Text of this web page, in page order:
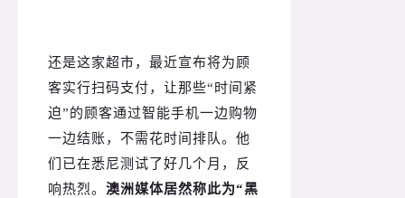
还是这家超市，最近宣布将为顾
客实行扫码支付，让那些“时间紧
迫”的顾客通过智能手机一边购物
一边结账，不需花时间排队。 他
们已在悉尼测试了好几个月，反
响热烈。 澳洲媒体居然称此为“黑